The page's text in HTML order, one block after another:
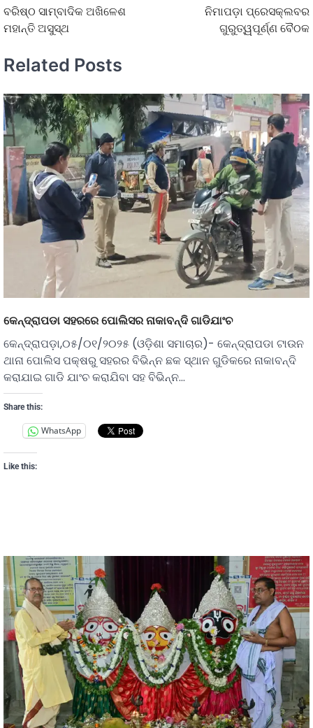
ବରିଷ୍ଠ ସାମ୍ବାଦିକ ଅଖିଳେଶ
ମହାନ୍ତି ଅସୁସ୍ଥ
ନିମାପଡ଼ା ପ୍ରେସକ୍ଲବର
ଗୁରୁତ୍ୱପୂର୍ଣ୍ଣ ବୈଠକ
Related Posts
କେନ୍ଦ୍ରାପଡା ସହରରେ ପୋଲିସର ନାକାବନ୍ଦି ଗାଡିଯାଂଚ
କେନ୍ଦ୍ରାପଡ଼ା,୦୫/୦୧/୨୦୨୫ (ଓଡ଼ିଶା ସମାଚାର)- କେନ୍ଦ୍ରାପଡା ଟାଉନ
ଥାନା ପୋଲିସ ପକ୍ଷରୁ ସହରର ବିଭିନ୍ନ ଛକ ସ୍ଥାନ ଗୁଡିକରେ ନାକାବନ୍ଦି
କରାଯାଇ ଗାଡି ଯାଂଚ କରାଯିବା ସହ ବିଭିନ୍ନ…
Share this:
WhatsApp
Like this: